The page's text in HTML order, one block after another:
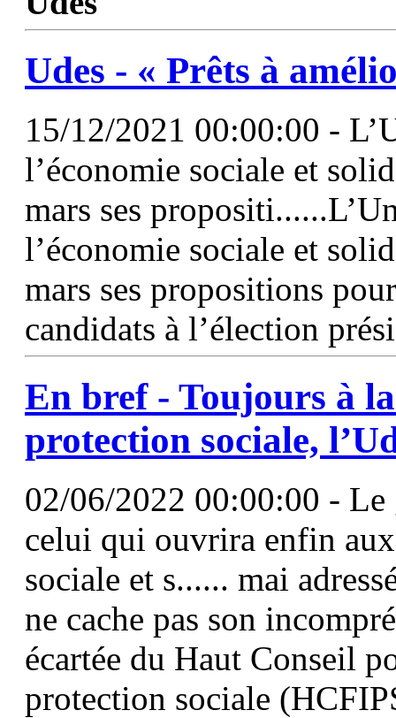
Udes - « Prêts à
15/12/2021 00:00:00 -
l’économie sociale et
mars ses
l’économie sociale et
mars ses propositions
candidats à l’élection
En bref - Toujours à
protection sociale,
02/06/2022 00:00:00 -
celui qui ouvrira enfin
sociale et s...... mai
ne cache pas son
écartée du Haut Conseil
protection sociale